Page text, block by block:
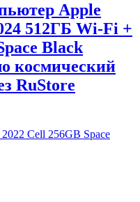
Apple
512ГБ Wi-Fi +
Black
космический
RuStore